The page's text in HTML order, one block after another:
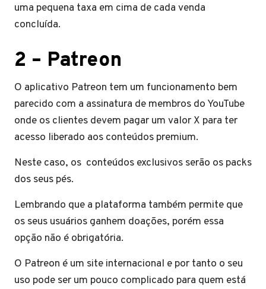
uma pequena taxa em cima de cada venda
concluída.
2 – Patreon
O aplicativo Patreon tem um funcionamento bem
parecido com a assinatura de membros do YouTube
onde os clientes devem pagar um valor X para ter
acesso liberado aos conteúdos premium.
Neste caso, os conteúdos exclusivos serão os packs
dos seus pés.
Lembrando que a plataforma também permite que
os seus usuários ganhem doações, porém essa
opção não é obrigatória.
O Patreon é um site internacional e por tanto o seu
uso pode ser um pouco complicado para quem está